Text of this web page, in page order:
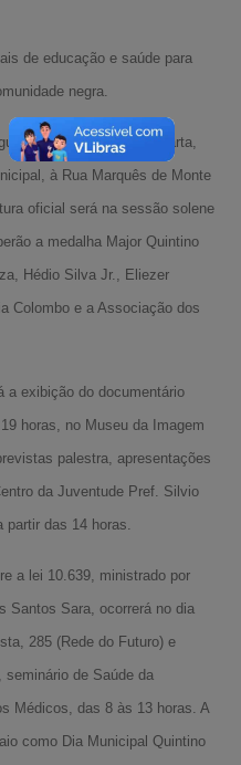
de educação e saúde para
negra.
Pública’, nesta quarta,
à Rua Marquês de Monte
oficial será na sessão solene
a medalha Major Quintino
Hédio Silva Jr., Eliezer
Colombo e a Associação dos
a exibição do documentário
horas, no Museu da Imagem
palestra, apresentações
da Juventude Pref. Silvio
das 14 horas.
a lei 10.639, ministrado por
Santos Sara, ocorrerá no dia
285 (Rede do Futuro) e
de Saúde da
Médicos, das 8 às 13 horas. A
como Dia Municipal Quintino
A-
A